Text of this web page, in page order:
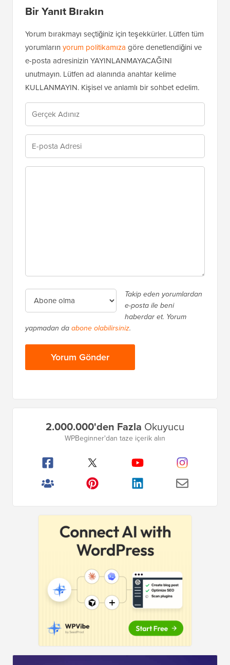
Bir Yanıt Bırakın
Yorum bırakmayı seçtiğiniz için teşekkürler. Lütfen tüm
yorumların yorum politikamıza göre denetlendiğini ve
e-posta adresinizin YAYINLANMAYACAĞINI
unutmayın. Lütfen ad alanında anahtar kelime
KULLANMAYIN. Kişisel ve anlamlı bir sohbet edelim.
Takip eden yorumlardan
e-posta ile beni
haberdar et. Yorum
yapmadan daabone olabilirsiniz.
2.000.000'den Fazla Okuyucu
WPBeginner'dan taze içerik alın